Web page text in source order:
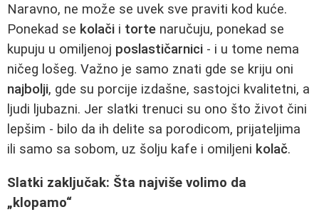
Naravno, ne može se uvek sve praviti kod kuće.
Ponekad se kolači i torte naručuju, ponekad se
kupuju u omiljenoj poslastičarnici - i u tome nema
ničeg lošeg. Važno je samo znati gde se kriju oni
najbolji, gde su porcije izdašne, sastojci kvalitetni, a
ljudi ljubazni. Jer slatki trenuci su ono što život čini
lepšim - bilo da ih delite sa porodicom, prijateljima
ili samo sa sobom, uz šolju kafe i omiljeni kolač.
Slatki zaključak: Šta najviše volimo da
„klopamo“